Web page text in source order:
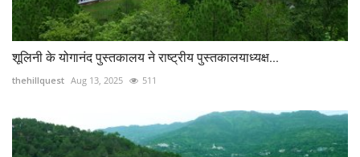
शूलिनी के योगानंद पुस्तकालय ने राष्ट्रीय पुस्तकालयाध्यक्ष...
thehillquest Aug 13, 2025 511